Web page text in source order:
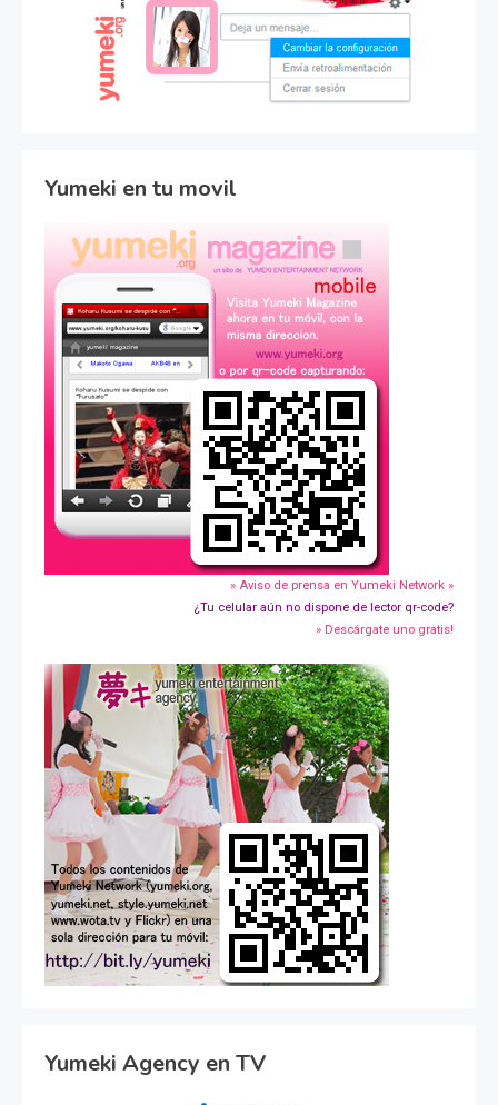
Yumeki en tu movil
» Aviso de prensa en Yumeki Network »
¿Tu celular aún no dispone de lector qr-code?
» Descárgate uno gratis!
Yumeki Agency en TV